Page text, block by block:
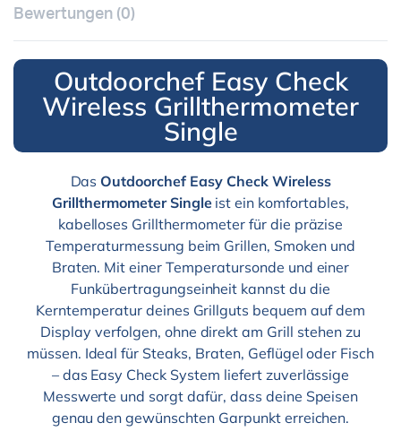
Bewertungen (0)
Outdoorchef Easy Check
Wireless Grillthermometer
Single
Das Outdoorchef Easy Check Wireless
Grillthermometer Singleist ein komfortables,
kabelloses Grillthermometer für die präzise
Temperaturmessung beim Grillen, Smoken und
Braten. Mit einer Temperatursonde und einer
Funkübertragungseinheit kannst du die
Kerntemperatur deines Grillguts bequem auf dem
Display verfolgen, ohne direkt am Grill stehen zu
müssen. Ideal für Steaks, Braten, Geflügel oder Fisch
– das Easy Check System liefert zuverlässige
Messwerte und sorgt dafür, dass deine Speisen
genau den gewünschten Garpunkt erreichen.